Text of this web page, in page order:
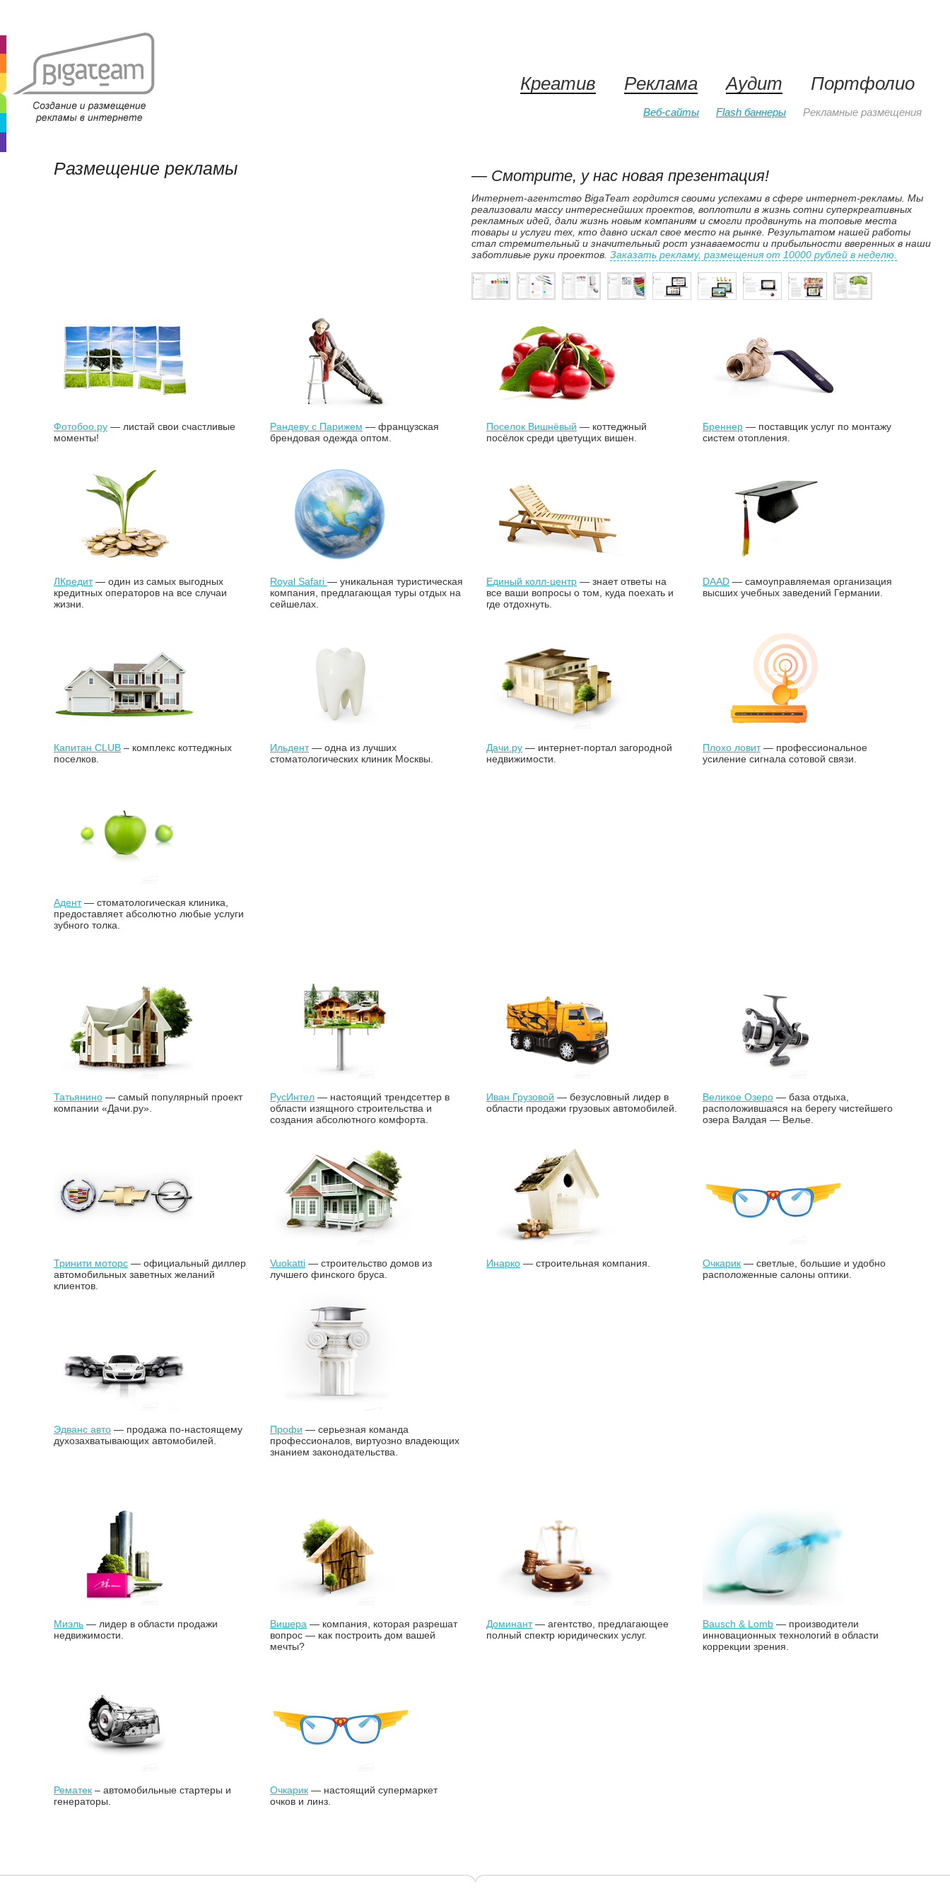
Креатив Реклама Аудит Портфолио
Веб-сайты Flash баннеры Рекламные размещения
Размещение рекламы — Смотрите, у нас новая презентация!
Интернет-агентство BigaTeam гордится своими успехами в сфере интернет-рекламы. Мы
реализовали массу интереснейших проектов, воплотили в жизнь сотни суперкреативных
рекламных идей, дали жизнь новым компаниям и смогли продвинуть на топовые места
товары и услуги тех, кто давно искал свое место на рынке. Результатом нашей работы
стал стремительный и значительный рост узнаваемости и прибыльности вверенных в наши
заботливые руки проектов.Заказать рекламу, размещения от 10000 рублей в неделю.
Фотобоо.ру — листай свои счастливые
моменты!
Рандеву с Парижем — французская
брендовая одежда оптом.
Поселок Вишнёвый — коттеджный
посёлок среди цветущих вишен.
Бреннер — поставщик услуг по монтажу
систем отопления.
ЛКредит— один из самых выгодных
кредитных операторов на все случаи
жизни.
Royal Safari — уникальная туристическая
компания, предлагающая туры отдых на
сейшелах.
Единый колл-центр — знает ответы на
все ваши вопросы о том, куда поехать и
где отдохнуть.
DAAD — самоуправляемая организация
высших учебных заведений Германии.
Капитан CLUB – комплекс коттеджных
поселков.
Ильдент— одна из лучших
стоматологических клиник Москвы.
Дачи.ру — интернет-портал загородной
недвижимости.
Плохо ловит— профессиональное
усиление сигнала сотовой связи.
Адент— стоматологическая клиника,
предоставляет абсолютно любые услуги
зубного толка.
Татьянино — самый популярный проект
компании «Дачи.ру».
РусИнтел — настоящий трендсеттер в
области изящного строительства и
создания абсолютного комфорта.
Иван Грузовой — безусловный лидер в
области продажи грузовых автомобилей.
Великое Озеро — база отдыха,
расположившаяся на берегу чистейшего
озера Валдая — Велье.
Тринити моторс — официальный диллер
автомобильных заветных желаний
клиентов.
Vuokatti — строительство домов из
лучшего финского бруса.
Инарко — строительная компания. Очкарик — светлые, большие и удобно
расположенные салоны оптики.
Эдванс авто — продажа по-настоящему
духозахватывающих автомобилей.
Профи — серьезная команда
профессионалов, виртуозно владеющих
знанием законодательства.
Миэль — лидер в области продажи
недвижимости.
Вишера — компания, которая разрешат
вопрос — как построить дом вашей
мечты?
Доминант— агентство, предлагающее
полный спектр юридических услуг.
Bausch & Lomb — производители
инновационных технологий в области
коррекции зрения.
Рематек – автомобильные стартеры и
генераторы.
Очкарик — настоящий супермаркет
очков и линз.